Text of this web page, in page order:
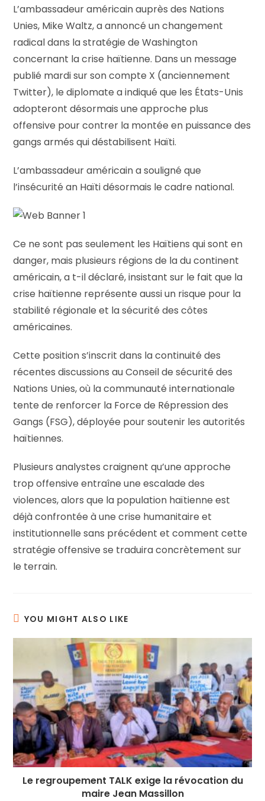
L’ambassadeur américain auprès des Nations
Unies, Mike Waltz, a annoncé un changement
radical dans la stratégie de Washington
concernant la crise haïtienne. Dans un message
publié mardi sur son compte X (anciennement
Twitter), le diplomate a indiqué que les États-Unis
adopteront désormais une approche plus
offensive pour contrer la montée en puissance des
gangs armés qui déstabilisent Haïti.
L’ambassadeur américain a souligné que
l’insécurité an Haïti désormais le cadre national.
Ce ne sont pas seulement les Haïtiens qui sont en
danger, mais plusieurs régions de la du continent
américain, a t-il déclaré, insistant sur le fait que la
crise haïtienne représente aussi un risque pour la
stabilité régionale et la sécurité des côtes
américaines.
Cette position s’inscrit dans la continuité des
récentes discussions au Conseil de sécurité des
Nations Unies, où la communauté internationale
tente de renforcer la Force de Répression des
Gangs (FSG), déployée pour soutenir les autorités
haïtiennes.
Plusieurs analystes craignent qu’une approche
trop offensive entraîne une escalade des
violences, alors que la population haïtienne est
déjà confrontée à une crise humanitaire et
institutionnelle sans précédent et comment cette
stratégie offensive se traduira concrètement sur
le terrain.
YOU MIGHT ALSO LIKE
Le regroupement TALK exige la révocation du
maire Jean Massillon